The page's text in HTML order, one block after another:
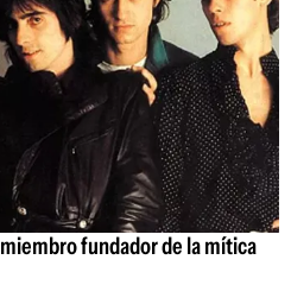
fundador de la mítica